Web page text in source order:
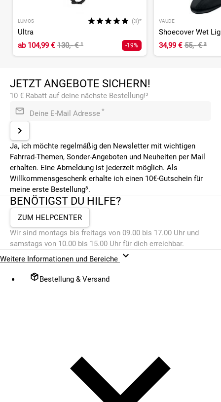
LUMOS (3)*
Ultra
ab104,99 € 130,- €¹ -19%
VAUDE
Shoecover Wet
34,99 € 55,- €²
JETZT ANGEBOTE SICHERN!
10 € Rabatt auf deine nächste Bestellung!³
Deine E-Mail Adresse *
Ja, ich möchte regelmäßig den Newsletter mit wichtigen
Fahrrad-Themen, Sonder-Angeboten und Neuheiten per Mail
erhalten. Eine Abmeldung ist jederzeit möglich. Als
Willkommensgeschenk erhalte ich einen 10€-Gutschein für
meine erste Bestellung³.
BENÖTIGST DU HILFE?
ZUM HELPCENTER
Wir sind montags bis freitags von 09.00 bis 17.00 Uhr und
samstags von 10.00 bis 15.00 Uhr für dich erreichbar.
Weitere Informationen und Bereiche
Bestellung & Versand